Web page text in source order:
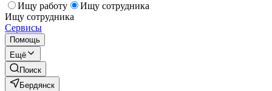
Ищу работу
Ищу сотрудника
Ищу сотрудника
Сервисы
Помощь
Ещё
Поиск
Бердянск